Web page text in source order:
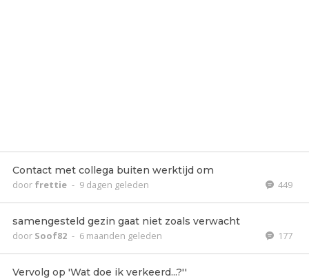
Contact met collega buiten werktijd om
door frettie - 9 dagen geleden 449
samengesteld gezin gaat niet zoals verwacht
door Soof82 - 6 maanden geleden 177
Vervolg op 'Wat doe ik verkeerd...?''